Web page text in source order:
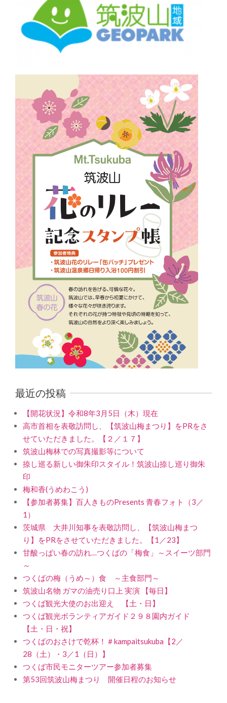
最近の投稿
【開花状況】令和8年3月5日（木）現在
高市首相を表敬訪問し、【筑波山梅まつり】をPRをさ
せていただきました。【２／１７】
筑波山梅林での写真撮影等について
捺し巡る新しい御朱印スタイル！筑波山捺し巡り御朱
印
梅和香(うめわこう)
【参加者募集】百人きものPresents 青春フォト（3／
1）
茨城県 大井川知事を表敬訪問し、【筑波山梅まつ
り】をPRをさせていただきました。【1／23】
甘酸っぱい春の訪れ…つくばの「梅食」～スイーツ部門
～
つくばの梅（うめ～）食 ～主食部門～
筑波山名物 ガマの油売り口上 実演 【毎日】
つくば観光大使のお出迎え 【土・日】
つくば観光ボランティアガイド２９８園内ガイド
【土・日・祝】
つくばのおさけで乾杯！＃kampaitsukuba【2／
28（土）・3／1（日）】
つくば市民モニターツアー参加者募集
第53回筑波山梅まつり 開催日程のお知らせ